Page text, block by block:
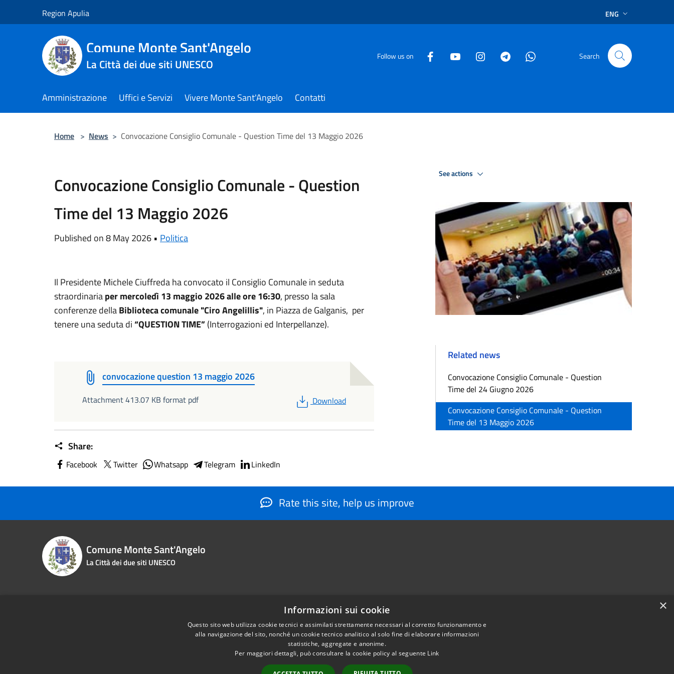
Region Apulia ENG
Comune Monte Sant'Angelo
La Città dei due siti UNESCO
Follow us on Search
Amministrazione Uffici e Servizi Vivere Monte Sant'Angelo Contatti
Home > News > Convocazione Consiglio Comunale - Question Time del 13 Maggio 2026
Convocazione Consiglio Comunale - Question
Time del 13 Maggio 2026
Published on 8 May 2026 • Politica
Il Presidente Michele Ciuffreda ha convocato il Consiglio Comunale in seduta
straordinariaper mercoledì 13 maggio 2026 alle ore 16:30, presso la sala
conferenze dellaBiblioteca comunale "Ciro Angelillis", in Piazza de Galganis, per
tenere una seduta di“QUESTION TIME”(Interrogazioni ed Interpellanze).
convocazione question 13 maggio 2026
Attachment 413.07 KB format pdf PDF
Download
Share:
Facebook Twitter Whatsapp Telegram LinkedIn
See actions
Related news
Convocazione Consiglio Comunale - Question
Time del 24 Giugno 2026
Convocazione Consiglio Comunale - Question
Time del 13 Maggio 2026
Rate this site, help us improve
Comune Monte Sant'Angelo
La Città dei due siti UNESCO
Phone:0884566206
info@montesantangelo.it
protocollo@montesantangelo.it
×
Informazioni sui cookie
Questo sito web utilizza cookie tecnici e assimilati strettamente necessari al corretto funzionamento e
alla navigazione del sito, nonché un cookie tecnico analitico al solo fine di elaborare informazioni
statistiche, aggregate e anonime.
Per maggiori dettagli, può consultare la cookie policy al seguente Link